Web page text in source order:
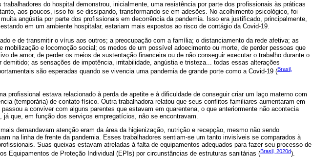
trabalhadores do hospital demonstrou, inicialmente, uma resistência por parte dos profissionais às práticas
aos poucos, isso foi se dissipando, transformando-se em adesões. No acolhimento psicológico, foi
angústia por parte dos profissionais em decorrência da pandemia. Isso era justificado, principalmente,
em um ambiente hospitalar, estariam mais expostos ao risco de contágio da Covid-19.
e de transmitir o vírus aos outros; a preocupação com a família; o distanciamento da rede afetiva; as
mobilização e locomoção social; os medos de um possível adoecimento ou morte, de perder pessoas que
de amor, de perder os meios de sustentação financeira ou de não conseguir executar o trabalho durante o
demitido; as sensações de impotência, irritabilidade, angústia e tristeza... todas essas alterações
são esperadas quando se vivencia uma pandemia de grande porte como a Covid-19 (Brasil,
profissional estava relacionado à perda de apetite e à dificuldade de conseguir criar um laço materno com
(temporária) de contato físico. Outra trabalhadora relatou que seus conflitos familiares aumentaram em
a conviver com alguns parentes que estavam em quarentena, o que anteriormente não acontecia
já que, em função dos serviços empregatícios, não se encontravam.
demandavam atenção eram da área da higienização, nutrição e recepção, mesmo não sendo
na linha de frente da pandemia. Esses trabalhadores sentiam-se um tanto invisíveis se comparados à
Suas queixas estavam atreladas à falta de equipamentos adequados para fazer seu processo de
Equipamentos de Proteção Individual (EPIs) por circunstâncias de estruturas sanitárias (Brasil, 2020d).